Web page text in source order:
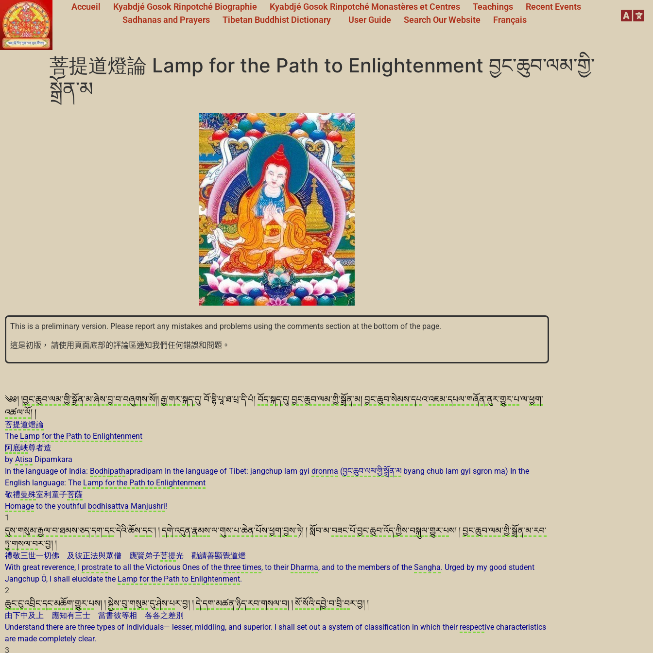
Accueil Kyabdjé Gosok Rinpotché Biographie Kyabdjé Gosok Rinpotché Monastères et Centres Teachings
Recent Events
Sadhanas and Prayers
Tibetan Buddhist Dictionary User Guide Search Our Website Français
菩提道燈論 Lamp for the Path to Enlightenment བྱང་ཆུབ་ལམ་གྱི་
སྒྲོན་མ
This is a preliminary version. Please report any mistakes and problems using the comments section at the bottom of the page.
這是初版， 請使用頁面底部的評論區通知我們任何錯誤和問題。
༄༅། །བྱང་ཆུབ་ལམ་གྱི་སྒྲོན་མ་ཞེས་བྱ་བ་བཞུགས་སོ།།རྒྱ་གར་སྐད་དུ། བོ་དྷི་པཱ་ཐ་པྲ་དི་པཾ། བོད་སྐད་དུ།བྱང་ཆུབ་ལམ་གྱི་སྒྲོན་མ།བྱང་ཆུབ་སེམས་དཔའ་འཇམ་དཔལ་གཞོན་ནུར་གྱུར་པ་ལ་ཕྱག་
འཚལ་ལོ། །
菩提道燈論
The Lamp for the Path to Enlightenment
阿底峽尊者造
by Atisa Dipamkara
In the language of India: Bodhipathapradipam In the language of Tibet: jangchup lam gyi dronma (བྱང་ཆུབ་ལམ་གྱི་སྒྲོན་མ byang chub lam gyi sgron ma) In the
English language: The Lamp for the Path to Enlightenment
敬禮曼殊室利童子菩薩
Homage to the youthful bodhisattva Manjushri!
1
དུས་གསུམ་རྒྱལ་བ་ཐམས་ཅད་དག་དང་དེའི་ཆོས་དང་། །དགེ་འདུན་རྣམས་ལ་གུས་པ་ཆེན་པོས་ཕྱག་བྱས་ཏེ། ། སློབ་མ་བཟང་པོ་བྱང་ཆུབ་འོད་ཀྱིས་བསྐུལ་གྱུར་པས། །བྱང་ཆུབ་ལམ་གྱི་སྒྲོན་མ་རབ་
ཏུ་གསལ་བར་བྱ། །
禮敬三世一切佛 及彼正法與眾僧 應賢弟子菩提光 勸請善顯覺道燈
With great reverence, I prostrate to all the Victorious Ones of the three times, to their Dharma, and to the members of the Sangha. Urged by my good student
Jangchup Ö, I shall elucidate the Lamp for the Path to Enlightenment.
2
ཆུང་ངུ་འབྲིང་དང་མཆོག་གྱུར་པས། །སྐྱེས་བུ་གསུམ་དུ་ཤེས་པར་བྱ། །དེ་དག་མཚན་ཉིད་རབ་གསལ་བ། །སོ་སོའི་དབྱེ་བ་བྲི་བར་བྱ། །
由下中及上 應知有三士 當書彼等相 各各之差別
Understand there are three types of individuals— lesser, middling, and superior. I shall set out a system of classification in which their respective characteristics
are made completely clear.
3